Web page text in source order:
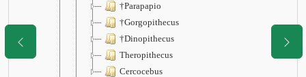
†Parapapio
†Gorgopithecus
†Dinopithecus
Theropithecus
Cercocebus